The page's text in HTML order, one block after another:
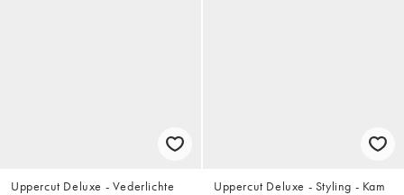
Uppercut Deluxe - Vederlichte
Uppercut Deluxe - Styling - Kam